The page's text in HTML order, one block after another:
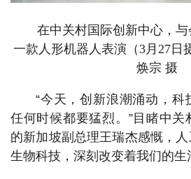
在中关村国际创新中心，
一款人形机器人表演（3月27日
焕宗 摄
“今天，创新浪潮涌动，科
任何时候都要猛烈。”目睹中
的新加坡副总理王瑞杰感慨，人
生物科技，深刻改变着我们的生